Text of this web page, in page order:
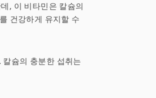
, 이 비타민은 칼슘의
건강하게 유지할 수
슘의 충분한 섭취는